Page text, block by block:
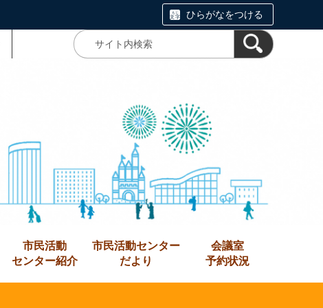
ひらがなをつける
市民活動
センター紹介
市民活動センター
だより
会議室
予約状況